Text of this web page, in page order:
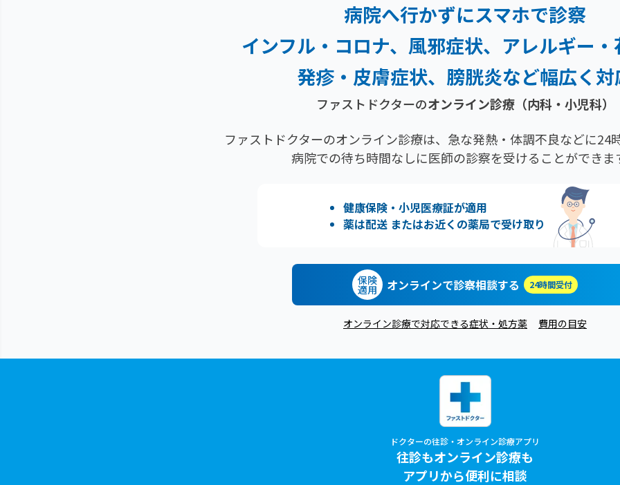
病院へ行かずにスマホで診察
インフル・コロナ、風邪症状、 アレルギー
発疹・ 皮膚症状、膀胱炎など幅広く対
ファストドクターのオンライン診療（内科・小児科）
ファストドクターのオンライン診療は、急な発熱・体調不良などに24
病院での待ち時間なしに医師の診察を受けることができま
健康保険・小児医療証が適用
薬は配送 またはお近くの薬局で受け取り
保険
適用 オンラインで診察相談する 24時間受付
オンライン診療で対応できる症状・処方薬 費用の目安
ドクターの往診・オンライン診療アプリ
往診もオンライン診療も
アプリから便利に相談